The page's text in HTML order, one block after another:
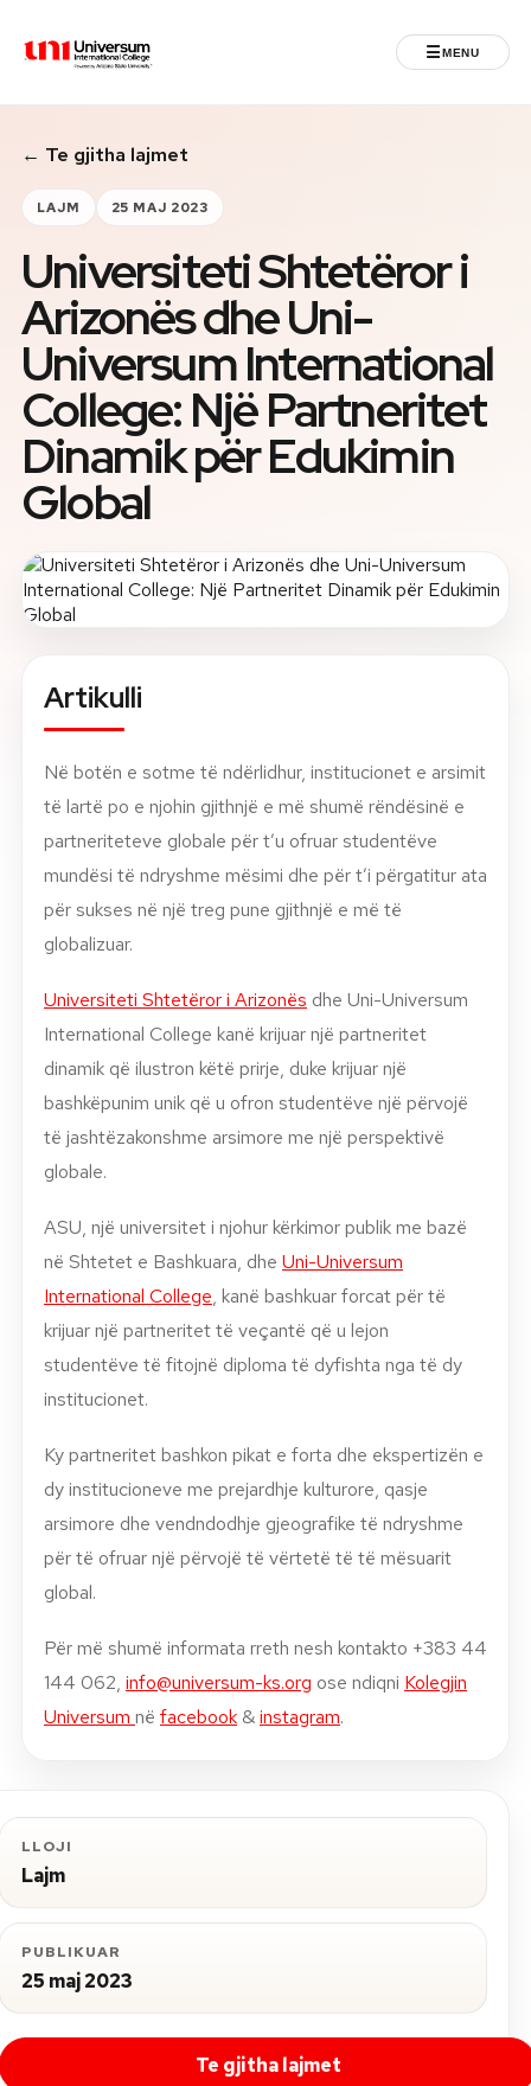
Universum University ☰MENU
MENU
Ballina
Regjistrimet
Programet
Jeta Studentore
Ndërkombëtare
Fuqizuar nga ASU
Rreth nesh
Kontakti
GJUHA
EN
AL Apliko
UMS Staff
UMS Students
LMS Canvas
← Te gjitha lajmet
LAJM 25 MAJ 2023
Universiteti Shtetëror i
Arizonës dhe Uni-
Universum International
College: Një Partneritet
Dinamik për Edukimin
Global
Artikulli
Në botën e sotme të ndërlidhur, institucionet e arsimit
të lartë po e njohin gjithnjë e më shumë rëndësinë e
partneriteteve globale për t’u ofruar studentëve
mundësi të ndryshme mësimi dhe për t’i përgatitur ata
për sukses në një treg pune gjithnjë e më të
globalizuar.
Universiteti Shtetëror i Arizonës dhe Uni-Universum
International College kanë krijuar një partneritet
dinamik që ilustron këtë prirje, duke krijuar një
bashkëpunim unik që u ofron studentëve një përvojë
të jashtëzakonshme arsimore me një perspektivë
globale.
ASU, një universitet i njohur kërkimor publik me bazë
në Shtetet e Bashkuara, dhe Uni-Universum
International College, kanë bashkuar forcat për të
krijuar një partneritet të veçantë që u lejon
studentëve të fitojnë diploma të dyfishta nga të dy
institucionet.
Ky partneritet bashkon pikat e forta dhe ekspertizën e
dy institucioneve me prejardhje kulturore, qasje
arsimore dhe vendndodhje gjeografike të ndryshme
për të ofruar një përvojë të vërtetë të të mësuarit
global.
Për më shumë informata rreth nesh kontakto +383 44
144 062, info@universum-ks.org ose ndiqni Kolegjin
Universum në facebook &instagram.
LLOJI
Lajm
PUBLIKUAR
25 maj 2023
Te gjitha lajmet